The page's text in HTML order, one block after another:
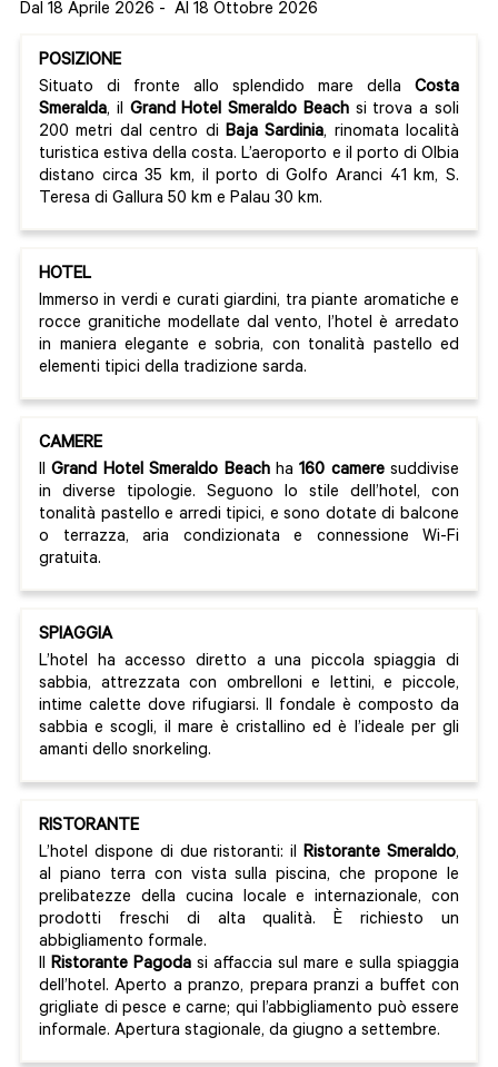
Dal 18 Aprile 2026 - Al 18 Ottobre 2026
POSIZIONE
Situato di fronte allo splendido mare della Costa
Smeralda, il Grand Hotel Smeraldo Beachsi trova a soli
200 metri dal centro di Baja Sardinia, rinomata località
turistica estiva della costa. L’aeroporto e il porto di Olbia
distano circa 35 km, il porto di Golfo Aranci 41 km, S.
Teresa di Gallura 50 km e Palau 30 km.
HOTEL
Immerso in verdi e curati giardini, tra piante aromatiche e
rocce granitiche modellate dal vento, l’hotel è arredato
in maniera elegante e sobria, con tonalità pastello ed
elementi tipici della tradizione sarda.
CAMERE
IlGrand Hotel Smeraldo Beachha160 cameresuddivise
in diverse tipologie. Seguono lo stile dell’hotel, con
tonalità pastello e arredi tipici, e sono dotate di balcone
o terrazza, aria condizionata e connessione Wi-Fi
gratuita.
SPIAGGIA
L’hotel ha accesso diretto a una piccola spiaggia di
sabbia, attrezzata con ombrelloni e lettini, e piccole,
intime calette dove rifugiarsi. Il fondale è composto da
sabbia e scogli, il mare è cristallino ed è l’ideale per gli
amanti dello snorkeling.
RISTORANTE
L’hotel dispone di due ristoranti: ilRistorante Smeraldo,
al piano terra con vista sulla piscina, che propone le
prelibatezze della cucina locale e internazionale, con
prodotti freschi di alta qualità. È richiesto un
abbigliamento formale.
Il Ristorante Pagoda si affaccia sul mare e sulla spiaggia
dell’hotel. Aperto a pranzo, prepara pranzi a buffet con
grigliate di pesce e carne; qui l’abbigliamento può essere
informale. Apertura stagionale, da giugno a settembre.